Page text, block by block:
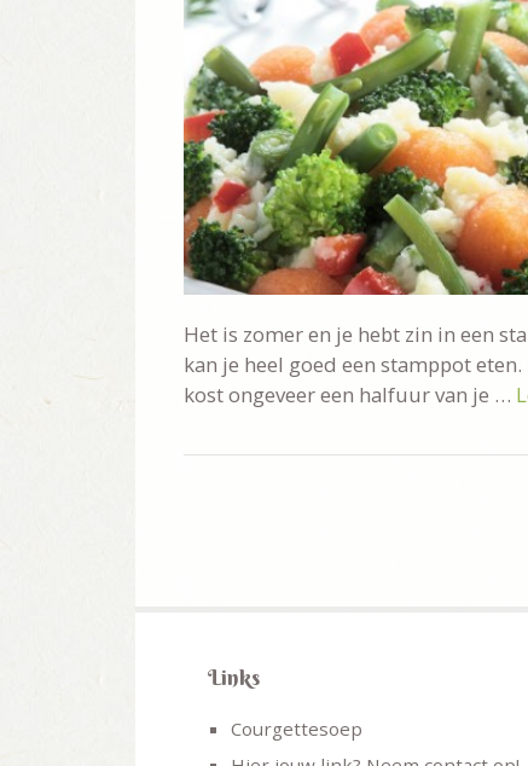
Het is zomer en je hebt zin in een
kan je heel goed een stamppot
kost ongeveer een halfuur van je …
Links
Courgettesoep